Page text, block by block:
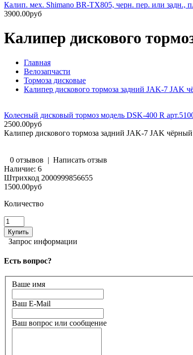
Калип. мех. Shimano BR-TX805, черн. пер. или задн.,
3900.00руб
Калипер дискового
Главная
Велозапчасти
Тормоза дисковые
Калипер дискового тормоза задний JAK-7 JAK
Колесный дисковый тормоз модель DSK-400 R
2500.00руб
Калипер дискового тормоза задний JAK-7 JAK чёрный
0 отзывов | Написать отзыв
Наличие: 6
Штрихкод 2000999856655
1500.00руб
Количество
Запрос информации
Есть вопрос?
Ваше имя
Ваш E-Mail
Ваш вопрос или сообщение